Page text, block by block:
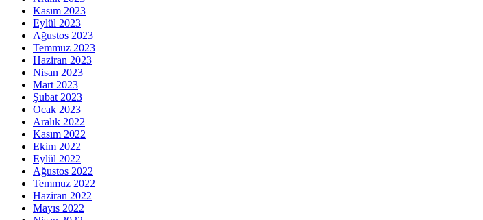
Kasım 2023
Eylül 2023
Ağustos 2023
Temmuz 2023
Haziran 2023
Nisan 2023
Mart 2023
Şubat 2023
Ocak 2023
Aralık 2022
Kasım 2022
Ekim 2022
Eylül 2022
Ağustos 2022
Temmuz 2022
Haziran 2022
Mayıs 2022